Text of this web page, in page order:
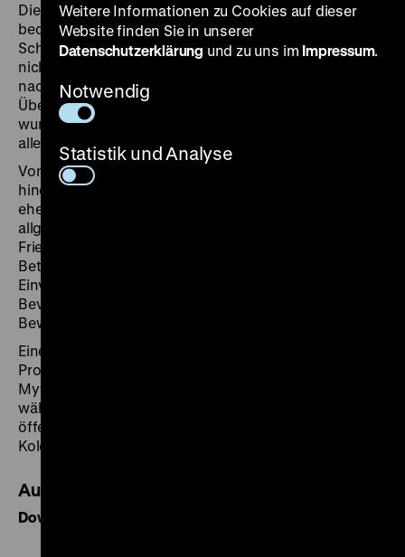
Die Niederlage Deutschlands im Ersten Weltkrieg
bedeutete das Ende seines Kolonialreichs, der
Schlusspunkt kolonialer Ambitionen war damit jedoch
nicht gesetzt. Auch nach 1918 war das Deutsche Reich
nach wie vor durch Kolonialismus und europäisches
Überlegenheitsdenken geprägt. Infolge der Niederlage
wurden Deutschland durch den Versailler Vertrag 1919
alle Kolonien aberkannt.
Von der extremen Rechten bis in die Sozialdemokratie
hinein war die Forderung nach Rückgabe der
ehemaligen Kolonien ein fester Bestandteil des
allgemeinen Kampfes gegen die
Friedensbestimmungen des Versailler Vertrags. Unter
Betonung des angeblich ausgezeichneten
Einvernehmens zwischen Deutschen und lokaler
Bevölkerung forderte eine kolonialrevisionistische
Bewegung die Rückgabe der Kolonien.
Eine Vielzahl von Büchern, Filmen und
Propagandaartikeln wie dieses Kartenspiel schuf den
Mythos einer "kolonialen Idylle". Dieser prägte
während des ganzen 20. Jahrhunderts weitgehend die
öffentliche Wahrnehmung der deutschen
Kolonialgeschichte.
Audioquelle
Download (MP3)
Weitere Informationen zu Cookies auf dieser
Website finden Sie in unserer
Datenschutzerklärung und zu uns im Impressum.
Notwendig
Statistik und Analyse